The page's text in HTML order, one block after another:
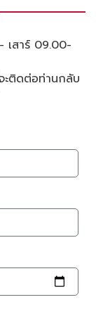
เสาร์ 09.00-
ะติดต่อท่านกลับ